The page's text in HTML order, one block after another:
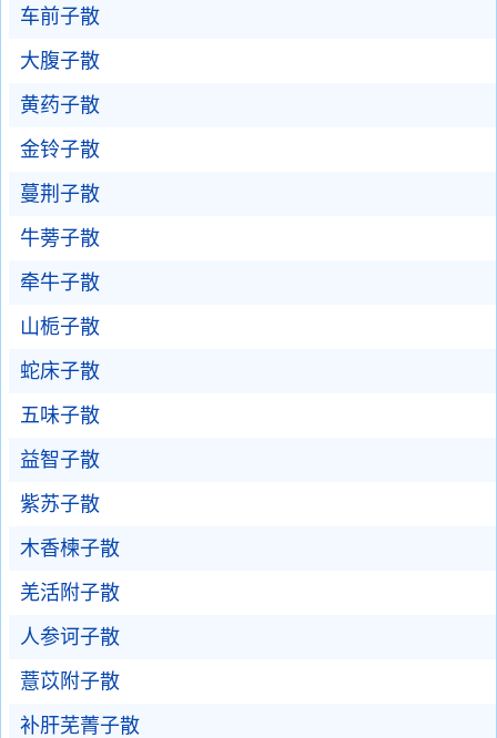
车前子散
大腹子散
黄药子散
金铃子散
蔓荆子散
牛蒡子散
牵牛子散
山栀子散
蛇床子散
五味子散
益智子散
紫苏子散
木香楝子散
羌活附子散
人参诃子散
薏苡附子散
补肝芜菁子散